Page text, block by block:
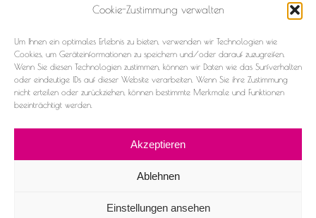
Cookie-Zustimmung verwalten
Um Ihnen ein optimales Erlebnis zu bieten, verwenden wir Technologien wie
Cookies, um Geräteinformationen zu speichern und/oder darauf zuzugreifen.
Wenn Sie diesen Technologien zustimmen, können wir Daten wie das Surfverhalten
oder eindeutige IDs auf dieser Website verarbeiten. Wenn Sie ihre Zustimmung
nicht erteilen oder zurückziehen, können bestimmte Merkmale und Funktionen
beeinträchtigt werden.
Akzeptieren
Ablehnen
Einstellungen ansehen
Datenschutz
Cookie-Richtlinie (EU)